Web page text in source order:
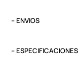
– ENVIOS
2 a 4 días, provincias
– ESPECIFICACIONES